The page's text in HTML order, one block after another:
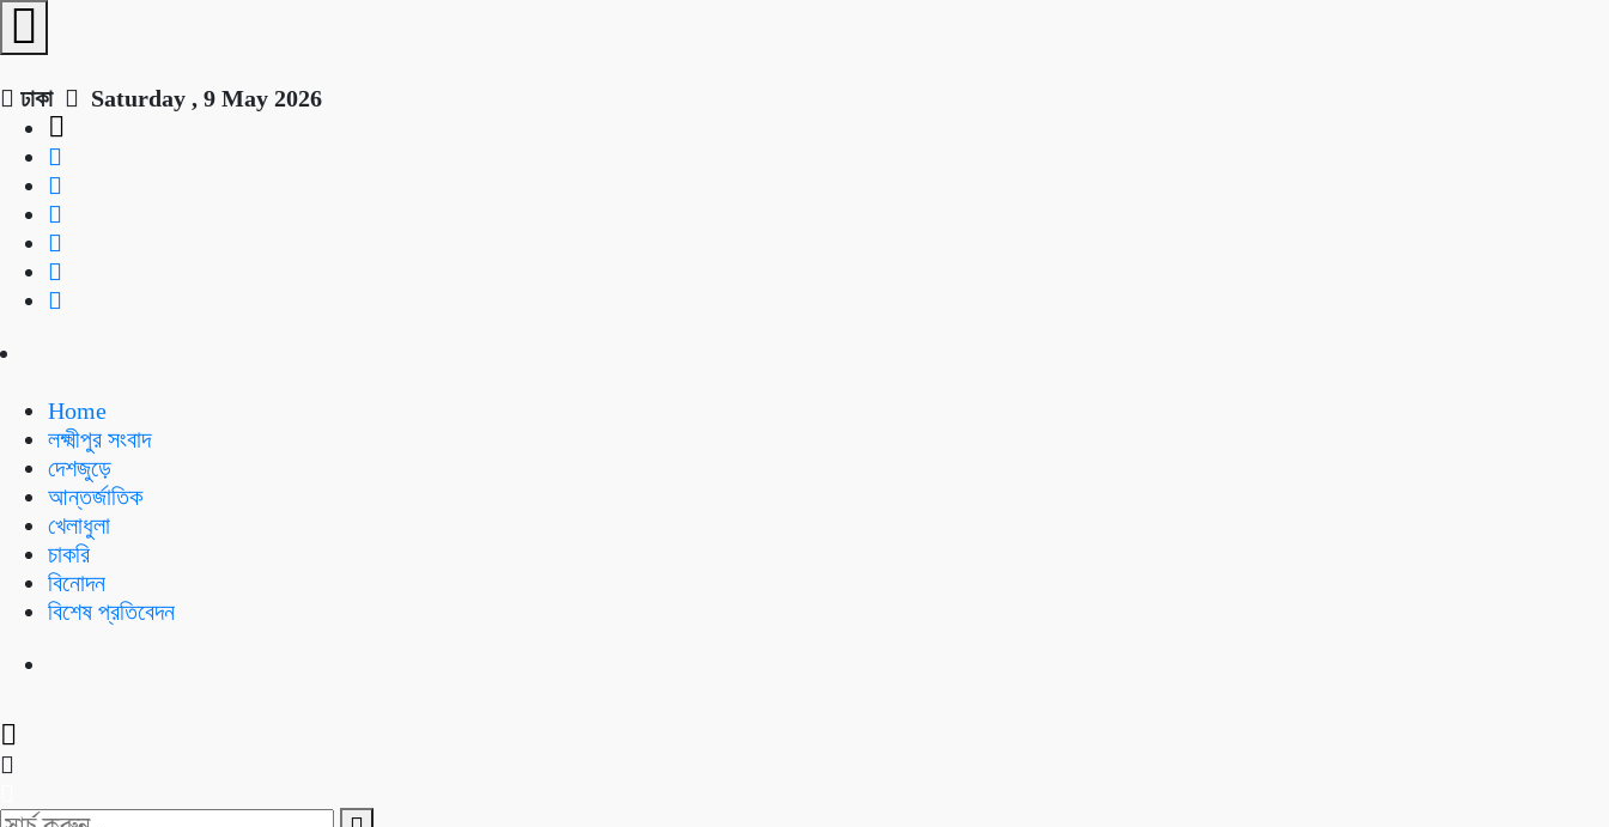
ঢাকা Saturday , 9 May 2026
Home
লক্ষ্মীপুর সংবাদ
দেশজুড়ে
আন্তর্জাতিক
খেলাধুলা
চাকরি
বিনোদন
বিশেষ প্রতিবেদন